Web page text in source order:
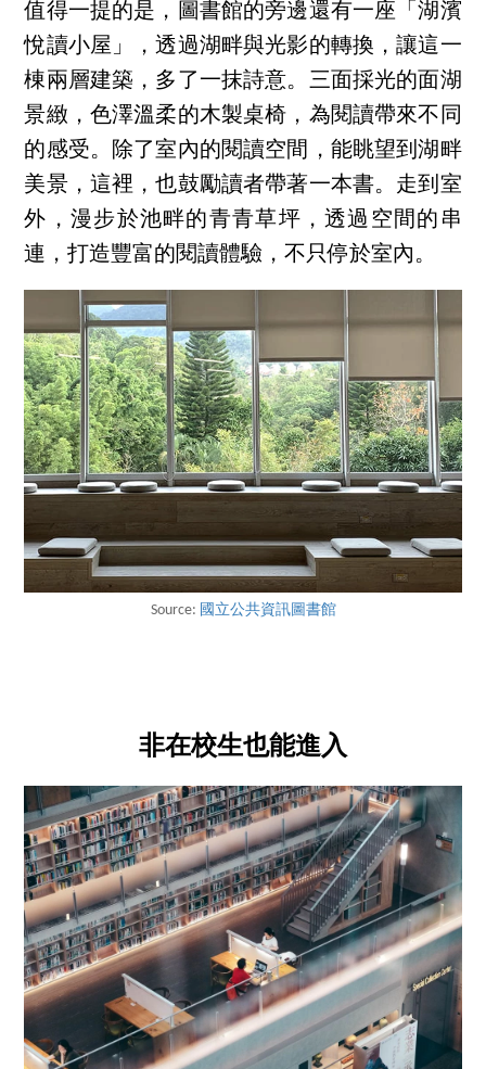
值得一提的是，圖書館的旁邊還有一座「湖濱
悅讀小屋」，透過湖畔與光影的轉換，讓這一
棟兩層建築，多了一抹詩意。三面採光的面湖
景緻，色澤溫柔的木製桌椅，為閱讀帶來不同
的感受。除了室內的閱讀空間，能眺望到湖畔
美景，這裡，也鼓勵讀者帶著一本書。走到室
外，漫步於池畔的青青草坪，透過空間的串
連，打造豐富的閱讀體驗，不只停於室內。
Source: 國立公共資訊圖書館
非在校生也能進入